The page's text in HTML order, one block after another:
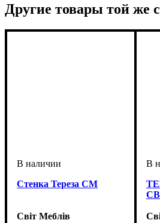
Другие товары той же
Стенка Тереза СМ
Світ Меблів